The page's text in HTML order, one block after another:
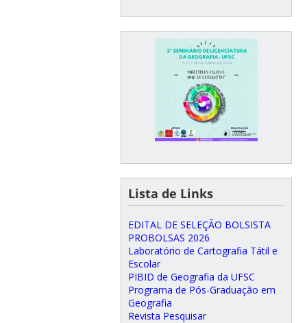
Lista de Links
EDITAL DE SELEÇÃO BOLSISTA
PROBOLSAS 2026
Laboratório de Cartografia Tátil e
Escolar
PIBID de Geografia da UFSC
Programa de Pós-Graduação em
Geografia
Revista Pesquisar